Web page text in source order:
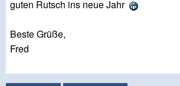
guten Rutsch ins neue Jahr
Beste Grüße,
Fred